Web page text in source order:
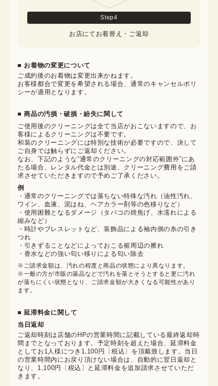
Step4
お店にてお着替え・ご返却
■ お着物の変更について
ご成約後のお着物は変更出来かねます。
お客様都合で変更を希望される場合、通常のキャンセルポリ
シーが適用となります。
■ 商品の汚損・破損・紛失に関して
ご使用後のクリーニングは全て当店がおこないますので、お
客様によるクリーニングは不要です。
和装のクリーニングには特別な技術が必要ですので、決して
ご自身では触らずにご返却ください。
なお、下記のような“通常のクリーニングの対応範囲外”にあ
たる場合、レンタル代金とは別途、クリーニング費用をご請
求させていただきますので予めご了承ください。
例
・通常のクリーニングでは落ちない特殊な汚れ（油性汚れ、
ワイン、血液、泥はね、ヘアカラー剤等の色移りなど）
・使用困難となるダメージ（タバコの焼焦げ、水濡れによる
縮みなど）
・時計やブレスレットなど、装飾品による袖内側の糸の引き
つれ
・引きずることなどによっておこる裾周辺の擦れ
・香水などの強い匂い移りによる匂い除去
※ご請求金額は、汚れの程度と商品の状態により異なります。
※一般の方が市販の薬品などで汚れを落とそうとすると更に汚れ
が落ちにくい状態となり、ご請求金額が大きくなる可能性があり
ます。
■ 延滞料金に関して
当日返却
ご返却時刻は店舗のHPの営業時間に記載している最終返却時
間までとなっております。予定時刻を超えた場合、延滞料金
としてお1人様につき1,100円〔税込〕を頂戴致します。当日
の営業時間内にお戻り頂けない場合は、自動的に翌日返却と
なり、1,100円〔税込〕と延滞料金を追加請求させていただ
きます。